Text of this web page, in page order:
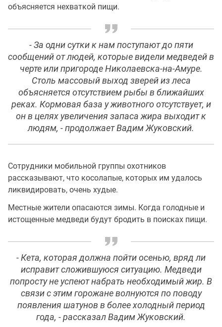
объясняется нехваткой пищи.
- За одни сутки к нам поступают до пяти
сообщений от людей, которые видели медведей в
черте или пригороде Николаевска-на-Амуре.
Столь массовый выход зверей из леса
объясняется отсутствием рыбы в ближайших
реках. Кормовая база у животного отсутствует, и
он в целях увеличения запаса жира выходит к
людям, - продолжает Вадим Жуковский.
Сотрудники мобильной группы охотников
рассказывают, что косолапые, которых им удалось
ликвидировать, очень худые.
Местные жители опасаются зимы. Когда голодные и
истощенные медведи будут бродить в поисках пищи.
- Кета, которая должна пойти осенью, вряд ли
исправит сложившуюся ситуацию. Медведи
попросту не успеют набрать необходимый жир. В
связи с этим горожане волнуются по поводу
появления шатунов в более холодный период
года, - рассказал Вадим Жуковский.